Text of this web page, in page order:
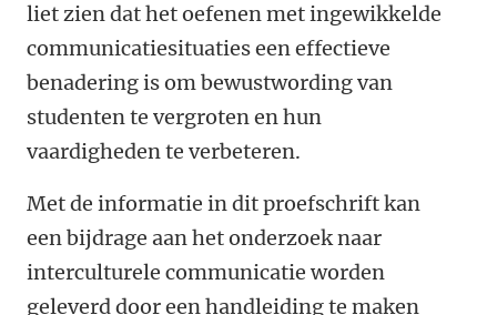
liet zien dat het oefenen met ingewikkelde
communicatiesituaties een effectieve
benadering is om bewustwording van
studenten te vergroten en hun
vaardigheden te verbeteren.
Met de informatie in dit proefschrift kan
een bijdrage aan het onderzoek naar
interculturele communicatie worden
geleverd door een handleiding te maken